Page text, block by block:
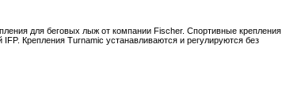
для беговых лыж от компании Fischer. Спортивные крепления
Крепления Turnamic устанавливаются и регулируются без